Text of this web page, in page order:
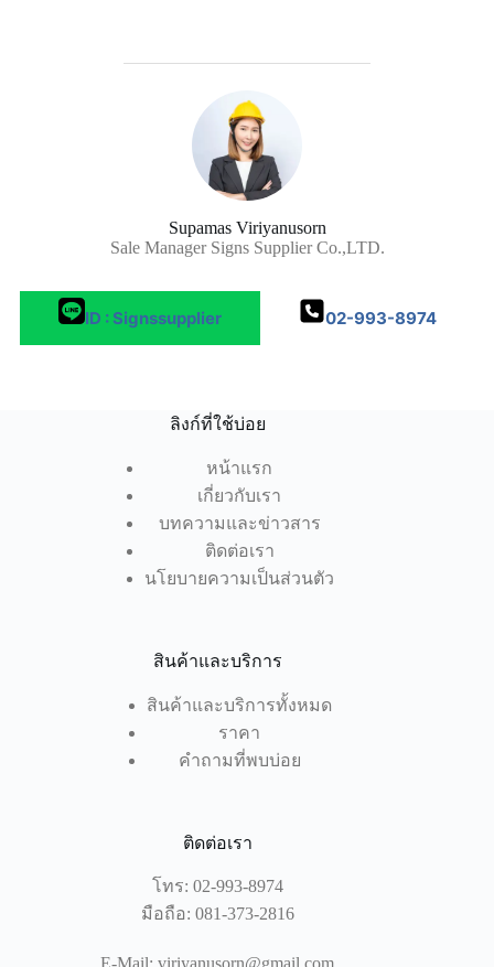
Supamas Viriyanusorn
Sale Manager Signs Supplier Co.,LTD.
ID : Signssupplier 02-993-8974
ลิงก์ที่ใช้บ่อย
หน้าแรก
เกี่ยวกับเรา
บทความและข่าวสาร
ติดต่อเรา
นโยบายความเป็นส่วนตัว
สินค้าและบริการ
สินค้าและบริการทั้งหมด
ราคา
คำถามที่พบบ่อย
ติดต่อเรา
โทร: 02-993-8974
มือถือ: 081-373-2816